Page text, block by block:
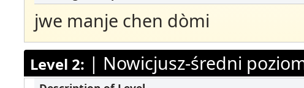
jwe manje chen dòmi
Level 2: | Nowicjusz-średni